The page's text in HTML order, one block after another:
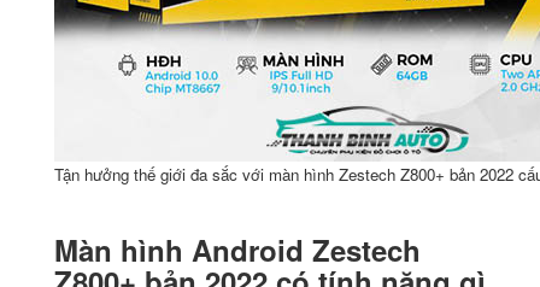
Tận hưởng thế giới đa sắc với màn hình Zestech Z800+ bản 2022
Màn hình Android Zestech